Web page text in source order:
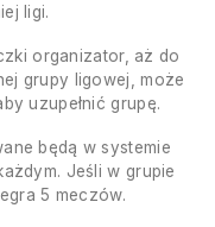
ligi.
organizator, aż do
grupy ligowej, może
uzupełnić grupę.
będą w systemie
Jeśli w grupie
5 meczów.